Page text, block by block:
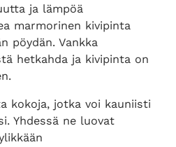
ja lämpöä
marmorinen kivipinta
pöydän. Vankka
hetkahda ja kivipinta on
kokoja, jotka voi kauniisti
Yhdessä ne luovat